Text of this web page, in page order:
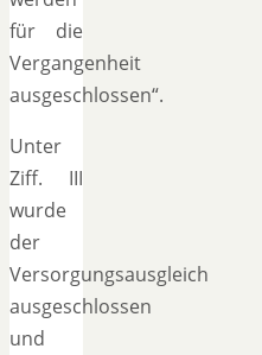
für die
Vergangenheit
ausgeschlossen“.
Unter
Ziff. III
wurde
der
Versorgungsausgleich
ausgeschlossen
und